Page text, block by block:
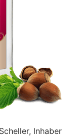
Inhaber